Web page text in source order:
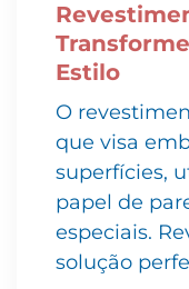
Estilo
O
que visa
superfícies,
papel de
especiais.
solução